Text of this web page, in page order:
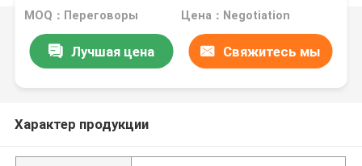
50mm 60mm 65mm 201 202 304L 316L
MOQ：Переговоры Цена：Negotiation
Лучшая цена Свяжитесь мы
Характер продукции